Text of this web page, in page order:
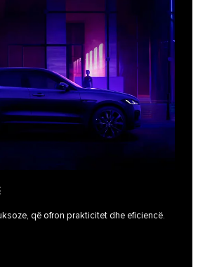
që ofron prakticitet dhe eficiencë.